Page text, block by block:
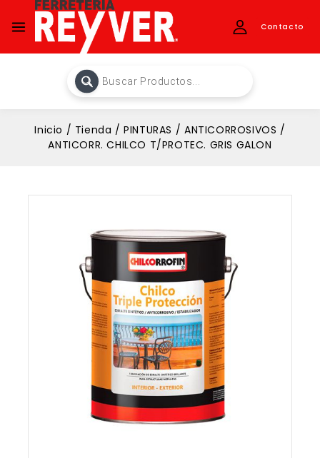
Contacto
Inicio / Tienda / PINTURAS / ANTICORROSIVOS /
ANTICORR. CHILCO T/PROTEC. GRIS GALON